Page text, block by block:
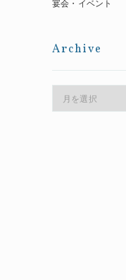
宴会・イベント
Archive